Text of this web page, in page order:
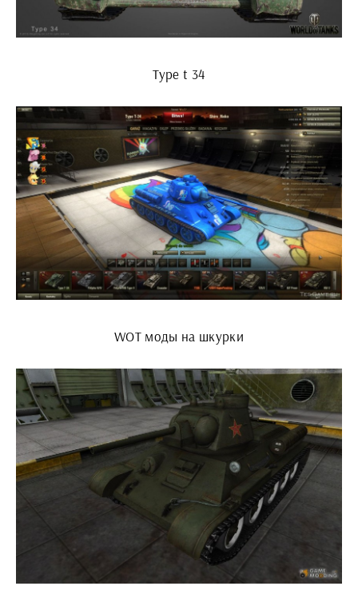
Type t 34
WOT моды на шкурки